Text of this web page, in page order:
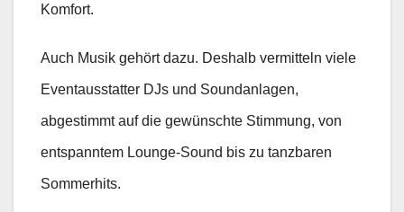
Komfort.
Auch Musik gehört dazu. Deshalb vermitteln viele
Eventausstatter DJs und Soundanlagen,
abgestimmt auf die gewünschte Stimmung, von
entspanntem Lounge-Sound bis zu tanzbaren
Sommerhits.